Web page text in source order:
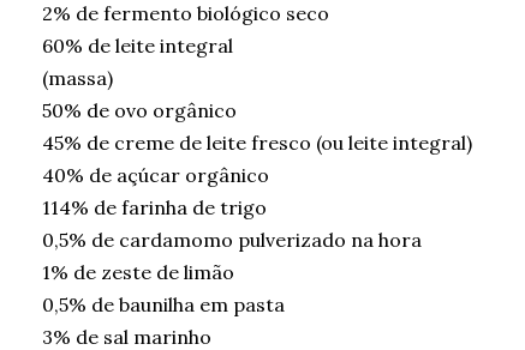
2% de fermento biológico seco
60% de leite integral
(massa)
50% de ovo orgânico
45% de creme de leite fresco (ou leite integral)
40% de açúcar orgânico
114% de farinha de trigo
0,5% de cardamomo pulverizado na hora
1% de zeste de limão
0,5% de baunilha em pasta
3% de sal marinho